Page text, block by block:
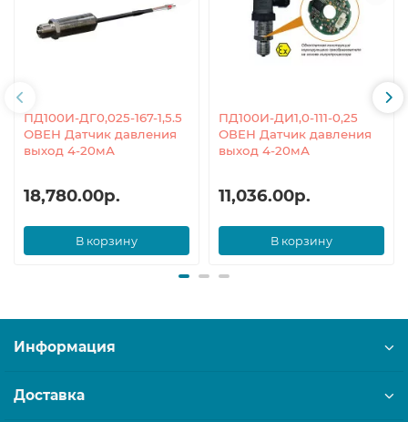
ПД100И-ДГ0,025-167-1,5.5
ОВЕН Датчик давления
выход 4-20мА
18,780.00р.
В корзину
ПД100И-ДИ1,0-111-0,25
ОВЕН Датчик давления
выход 4-20мА
11,036.00р.
В корзину
Информация
Доставка